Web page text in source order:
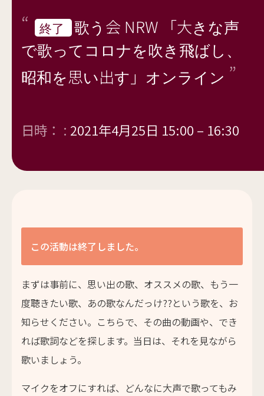
終了
歌う会 NRW 「大きな声
で歌ってコロナを吹き飛ばし、
昭和を思い出す」オンライン
日時： : 2021年4月25日 15:00 – 16:30
この活動は終了しました。
まずは事前に、思い出の歌、オススメの歌、もう一
度聴きたい歌、あの歌なんだっけ??という歌を、お
知らせください。こちらで、その曲の動画や、でき
れば歌詞などを探します。当日は、それを見ながら
歌いましょう。
マイクをオフにすれば、どんなに大声で歌ってもみ